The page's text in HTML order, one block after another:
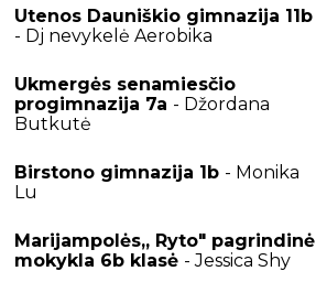
Utenos Dauniškio gimnazija 11b
- Dj nevykelė Aerobika
Ukmergės senamiesčio
progimnazija 7a - Džordana
Butkutė
Birstono gimnazija 1b - Monika
Lu
Marijampolės,, Ryto" pagrindinė
mokykla 6b klasė - Jessica Shy